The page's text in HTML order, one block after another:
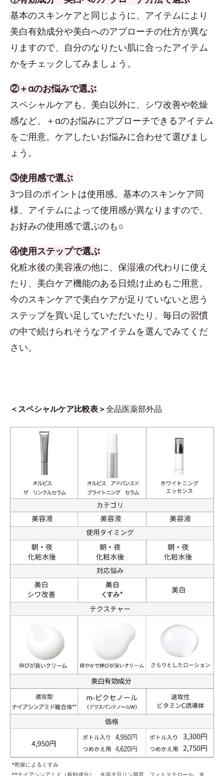
基本のスキンケアと同じように、アイテムにより
美白有効成分や美白へのアプローチの仕方が異な
りますので、自分のなりたい肌に合ったアイテム
かをチェックしてみましょう。
②＋αのお悩みで選ぶ
スペシャルケアも、美白以外に、シワ改善や乾燥
感など、＋αのお悩みにアプローチできるアイテム
をご用意。ケアしたいお悩みに合わせて選びまし
ょう。
③使用感で選ぶ
3つ目のポイントは使用感。基本のスキンケア同
様、アイテムによって使用感が異なりますので、
お好みの使用感で選ぶのも○
④使用ステップで選ぶ
化粧水後の美容液の他に、保湿液の代わりに使え
たり、美白ケア機能のある日焼け止めもご用意。
今のスキンケアで美白ケアが足りていないと思う
ステップを買い足していただいたり、毎日の習慣
の中で続けられそうなアイテムを選んでみてくだ
さい。
＜スペシャルケア比較表＞全品医薬部外品
*乾燥によるくすみ
**ナイアシンアミド（有効成分）、水添大豆リン脂質、フィトステロール、水